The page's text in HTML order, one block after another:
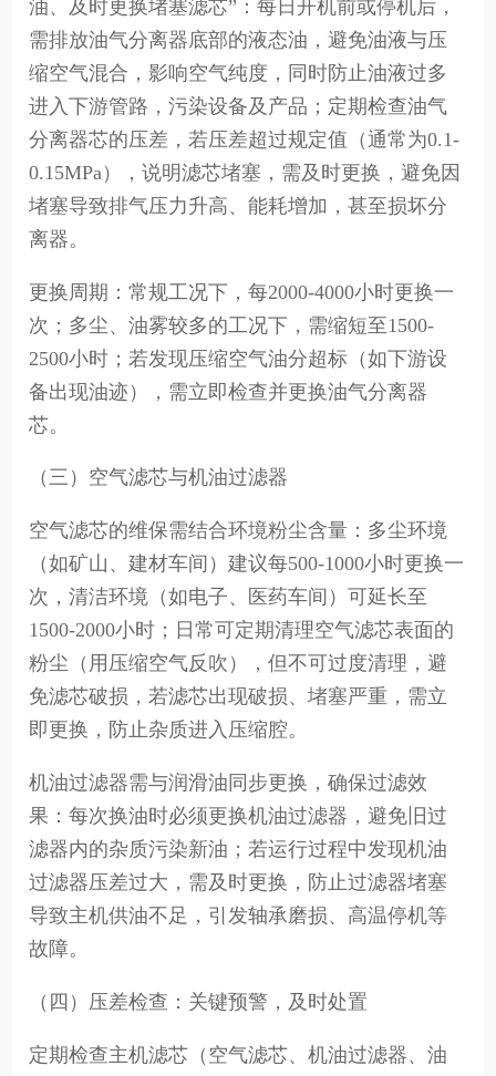
油、及时更换堵塞滤芯”：每日开机前或停机后，
需排放油气分离器底部的液态油，避免油液与压
缩空气混合，影响空气纯度，同时防止油液过多
进入下游管路，污染设备及产品；定期检查油气
分离器芯的压差，若压差超过规定值（通常为0.1-
0.15MPa），说明滤芯堵塞，需及时更换，避免因
堵塞导致排气压力升高、能耗增加，甚至损坏分
离器。
更换周期：常规工况下，每2000-4000小时更换一
次；多尘、油雾较多的工况下，需缩短至1500-
2500小时；若发现压缩空气油分超标（如下游设
备出现油迹），需立即检查并更换油气分离器
芯。
（三）空气滤芯与机油过滤器
空气滤芯的维保需结合环境粉尘含量：多尘环境
（如矿山、建材车间）建议每500-1000小时更换一
次，清洁环境（如电子、医药车间）可延长至
1500-2000小时；日常可定期清理空气滤芯表面的
粉尘（用压缩空气反吹），但不可过度清理，避
免滤芯破损，若滤芯出现破损、堵塞严重，需立
即更换，防止杂质进入压缩腔。
机油过滤器需与润滑油同步更换，确保过滤效
果：每次换油时必须更换机油过滤器，避免旧过
滤器内的杂质污染新油；若运行过程中发现机油
过滤器压差过大，需及时更换，防止过滤器堵塞
导致主机供油不足，引发轴承磨损、高温停机等
故障。
（四）压差检查：关键预警，及时处置
定期检查主机滤芯（空气滤芯、机油过滤器、油